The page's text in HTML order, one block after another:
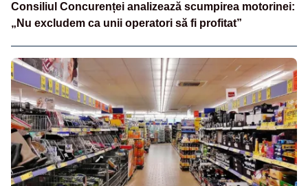
Consiliul Concurenței analizează scumpirea motorinei:
„Nu excludem ca unii operatori să fi profitat”